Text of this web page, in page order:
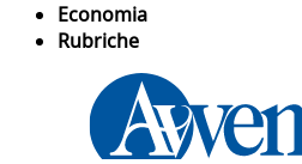
Economia
Rubriche